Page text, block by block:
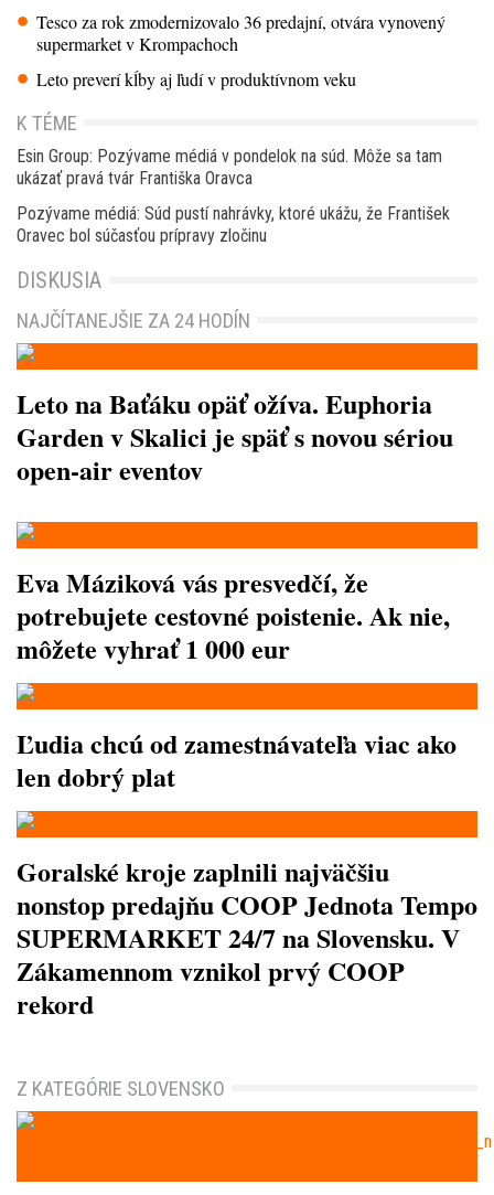
Tesco za rok zmodernizovalo 36 predajní, otvára vynovený
supermarket v Krompachoch
Leto preverí kĺby aj ľudí v produktívnom veku
K TÉME
Esin Group: Pozývame médiá v pondelok na súd. Môže sa tam
ukázať pravá tvár Františka Oravca
Pozývame médiá: Súd pustí nahrávky, ktoré ukážu, že František
Oravec bol súčasťou prípravy zločinu
DISKUSIA
NAJČÍTANEJŠIE ZA 24 HODÍN
Leto na Baťáku opäť ožíva. Euphoria
Garden v Skalici je späť s novou sériou
open-air eventov
Eva Máziková vás presvedčí, že
potrebujete cestovné poistenie. Ak nie,
môžete vyhrať 1 000 eur
Ľudia chcú od zamestnávateľa viac ako
len dobrý plat
Goralské kroje zaplnili najväčšiu
nonstop predajňu COOP Jednota Tempo
SUPERMARKET 24/7 na Slovensku. V
Zákamennom vznikol prvý COOP
rekord
Z KATEGÓRIE SLOVENSKO